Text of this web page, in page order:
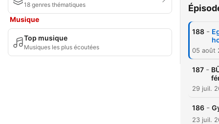
18 genres thématiques
Musique
Top musique
Musiques les plus écoutées
188 -
05 août
187 -
29 juil.
186 -
23 juil.